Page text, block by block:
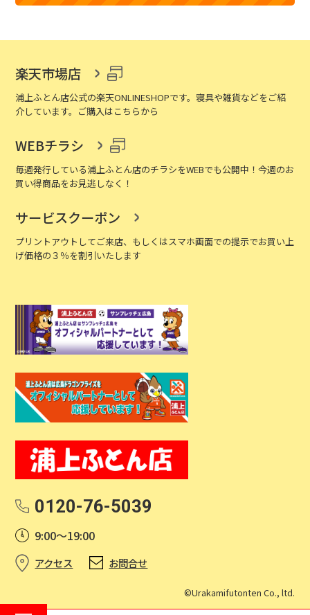
楽天市場店
浦上ふとん店公式の楽天ONLINESHOPです。寝具や雑貨などをご紹
介しています。ご購入はこちらから
WEBチラシ
毎週発行している浦上ふとん店のチラシをWEBでも公開中！今週のお
買い得商品をお見逃しなく！
サービスクーポン
プリントアウトしてご来店、もしくはスマホ画面での提示でお買い上
げ価格の３％を割引いたします
0120-76-5039
9:00～19:00
アクセス お問合せ
©Urakamifutonten Co., ltd.